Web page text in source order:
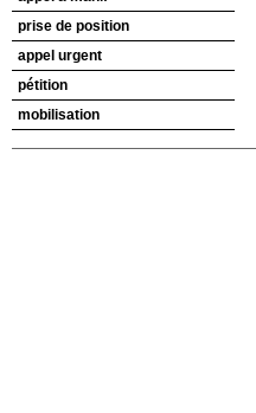
prise de position
appel urgent
pétition
mobilisation